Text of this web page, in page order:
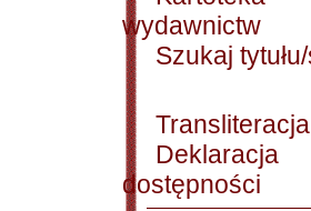
wydawnictw
Szukaj
Transliteracja
Deklaracja
dostępności